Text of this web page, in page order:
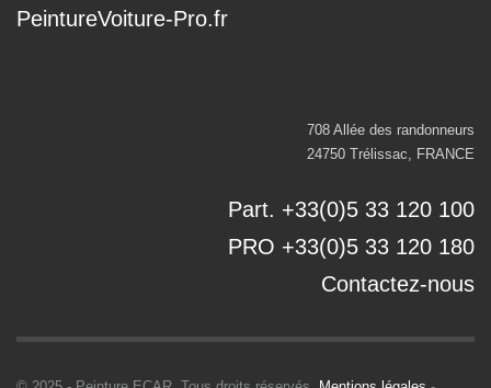
PeintureVoiture-Pro.fr
708 Allée des randonneurs
24750 Trélissac, FRANCE
Part. +33(0)5 33 120 100
PRO +33(0)5 33 120 180
Contactez-nous